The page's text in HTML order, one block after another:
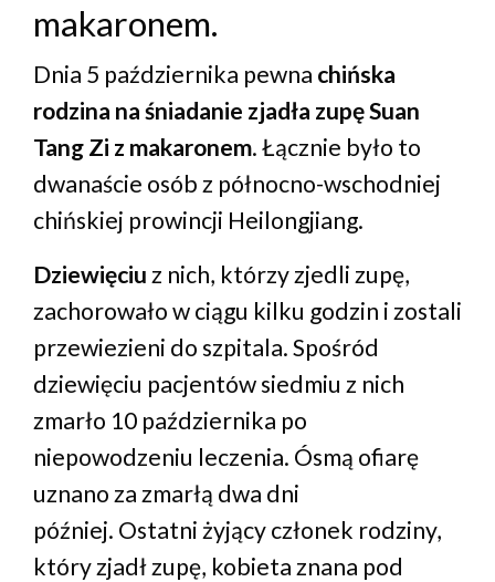
makaronem.
Dnia 5 października pewna chińska
rodzina na śniadanie zjadła zupę Suan
Tang Zi z makaronem. Łącznie było to
dwanaście osób z północno-wschodniej
chińskiej prowincji Heilongjiang.
Dziewięciuz nich, którzy zjedli zupę,
zachorowało w ciągu kilku godzin i zostali
przewiezieni do szpitala. Spośród
dziewięciu pacjentów siedmiu z nich
zmarło 10 października po
niepowodzeniu leczenia. Ósmą ofiarę
uznano za zmarłą dwa dni
później. Ostatni żyjący członek rodziny,
który zjadł zupę, kobieta znana pod